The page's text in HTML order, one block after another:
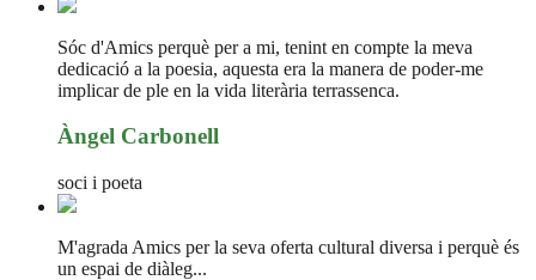
Sóc d'Amics perquè per a mi, tenint en compte la meva
dedicació a la poesia, aquesta era la manera de poder-me
implicar de ple en la vida literària terrassenca.
Àngel Carbonell
soci i poeta
M'agrada Amics per la seva oferta cultural diversa i perquè és
un espai de diàleg...